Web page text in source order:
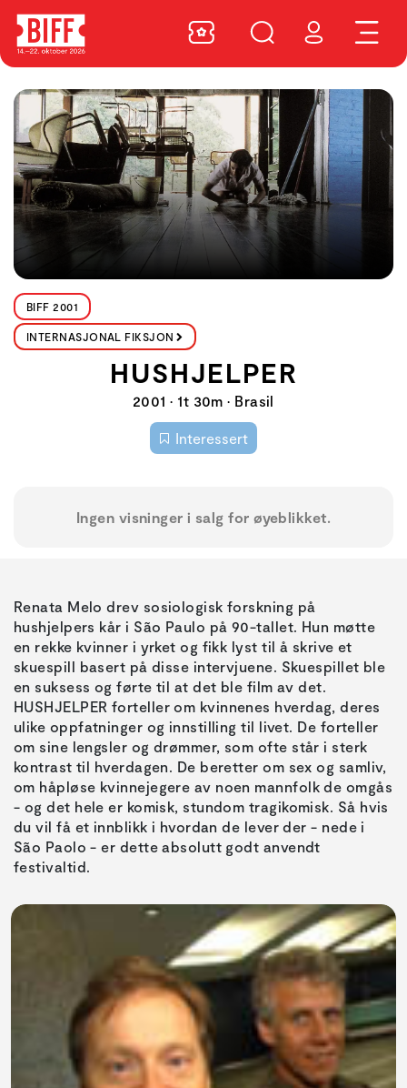
BIFF 2001
INTERNASJONAL FIKSJON
HUSHJELPER
2001 • 1t 30m • Brasil
Interessert
Ingen visninger i salg for øyeblikket.
Renata Melo drev sosiologisk forskning på
hushjelpers kår i São Paulo på 90-tallet. Hun møtte
en rekke kvinner i yrket og fikk lyst til å skrive et
skuespill basert på disse intervjuene. Skuespillet ble
en suksess og førte til at det ble film av det.
HUSHJELPER forteller om kvinnenes hverdag, deres
ulike oppfatninger og innstilling til livet. De forteller
om sine lengsler og drømmer, som ofte står i sterk
kontrast til hverdagen. De beretter om sex og samliv,
om håpløse kvinnejegere av noen mannfolk de omgås
- og det hele er komisk, stundom tragikomisk. Så hvis
du vil få et innblikk i hvordan de lever der - nede i
São Paolo - er dette absolutt godt anvendt
festivaltid.